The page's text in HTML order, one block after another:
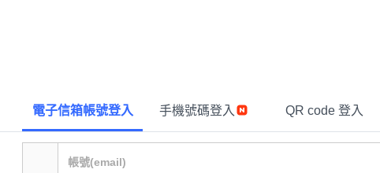
電子信箱帳號登入 手機號碼登入 QR code 登入